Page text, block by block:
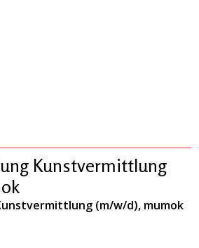
Kunstvermittlung
(m/w/d), mumok